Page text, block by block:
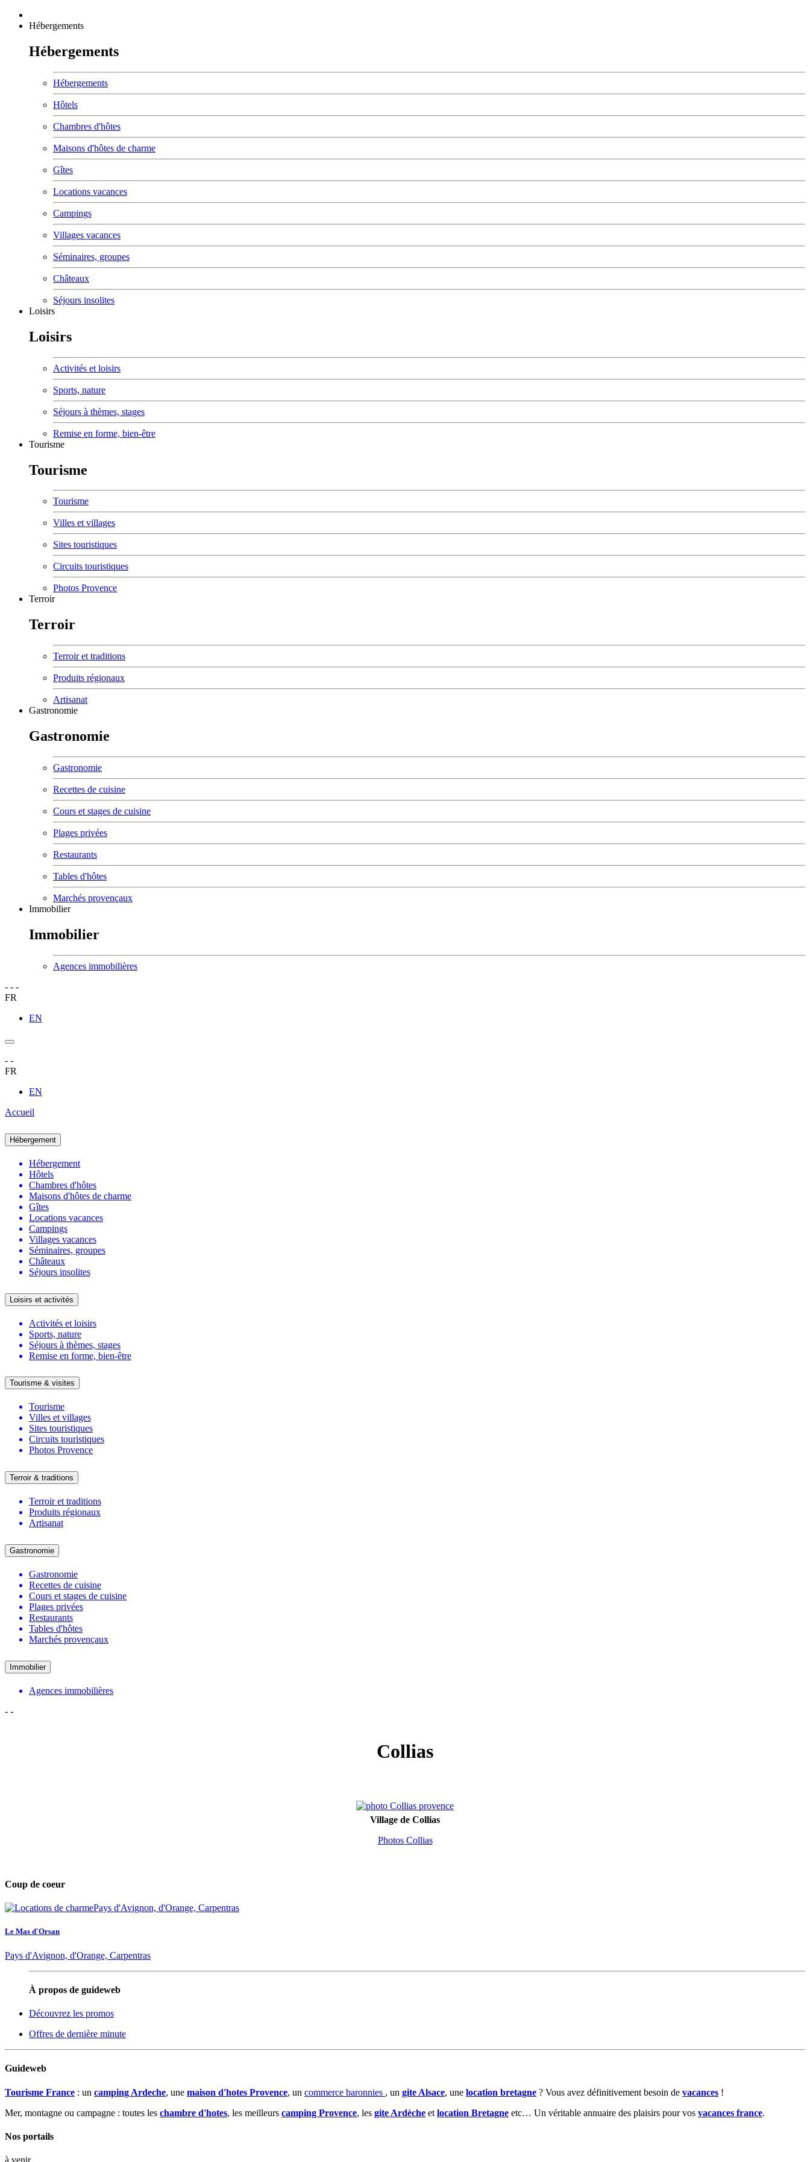
Hébergements
Hébergements
Hébergements
Hôtels
Chambres d'hôtes
Maisons d'hôtes de charme
Gîtes
Locations vacances
Campings
Villages vacances
Séminaires, groupes
Châteaux
Séjours insolites
Loisirs
Loisirs
Activités et loisirs
Sports, nature
Séjours à thèmes, stages
Remise en forme, bien-être
Tourisme
Tourisme
Tourisme
Villes et villages
Sites touristiques
Circuits touristiques
Photos Provence
Terroir
Terroir
Terroir et traditions
Produits régionaux
Artisanat
Gastronomie
Gastronomie
Gastronomie
Recettes de cuisine
Cours et stages de cuisine
Plages privées
Restaurants
Tables d'hôtes
Marchés provençaux
Immobilier
Immobilier
Agences immobilières
- - -
FR
EN
- -
FR
EN
Accueil
Hébergement
Hébergement
Hôtels
Chambres d'hôtes
Maisons d'hôtes de charme
Gîtes
Locations vacances
Campings
Villages vacances
Séminaires, groupes
Châteaux
Séjours insolites
Loisirs et activités
Activités et loisirs
Sports, nature
Séjours à thèmes, stages
Remise en forme, bien-être
Tourisme & visites
Tourisme
Villes et villages
Sites touristiques
Circuits touristiques
Photos Provence
Terroir & traditions
Terroir et traditions
Produits régionaux
Artisanat
Gastronomie
Gastronomie
Recettes de cuisine
Cours et stages de cuisine
Plages privées
Restaurants
Tables d'hôtes
Marchés provençaux
Immobilier
Agences immobilières
- -
Collias
Village de Collias
Photos Collias
Coup de coeur
Le Mas d'Orsan
Pays d'Avignon, d'Orange, Carpentras
À propos de guideweb
Découvrez les promos
Offres de dernière minute
Guideweb
Tourisme France : un camping Ardeche, une maison d'hotes Provence, un commerce baronnies , un gite Alsace, une location bretagne ? Vous avez définitivement besoin de vacances !
Mer, montagne ou campagne : toutes les chambre d'hotes, les meilleurs camping Provence, les gite Ardèche et location Bretagne etc… Un véritable annuaire des plaisirs pour vos vacances france.
Nos portails
à venir...